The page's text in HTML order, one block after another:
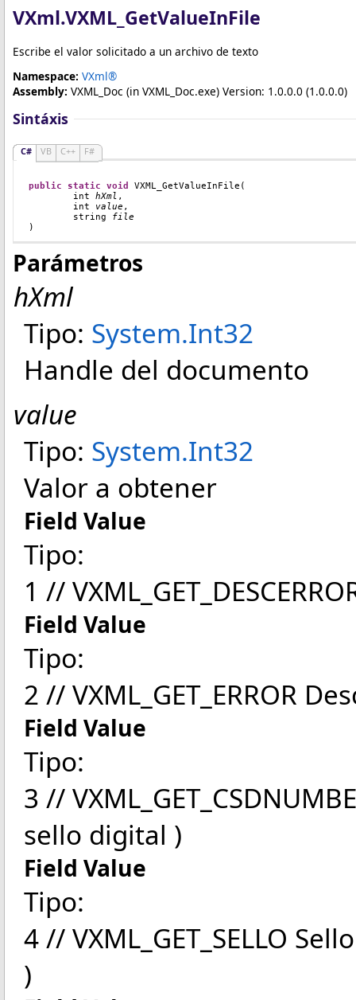
VXml.VXML_GetValueInFile
Escribe el valor solicitado a un archivo de texto
Namespace: VXml®
Assembly: VXML_Doc (in VXML_Doc.exe) Version: 1.0.0.0 (1.0.0.0)
Sintáxis
C# VB C++ F#
public static void VXML_GetValueInFile (
int
hXml ,
int
value ,
string
file
)
Parámetros
hXml
Tipo: System.Int32
Handle del documento
value
Tipo: System.Int32
Valor a obtener
Field Value
Tipo:
1 //
Field Value
Tipo:
2 // VXML_GET_ERROR
Field Value
Tipo:
3 //
sello digital )
Field Value
Tipo:
4 // VXML_GET_SELLO
)